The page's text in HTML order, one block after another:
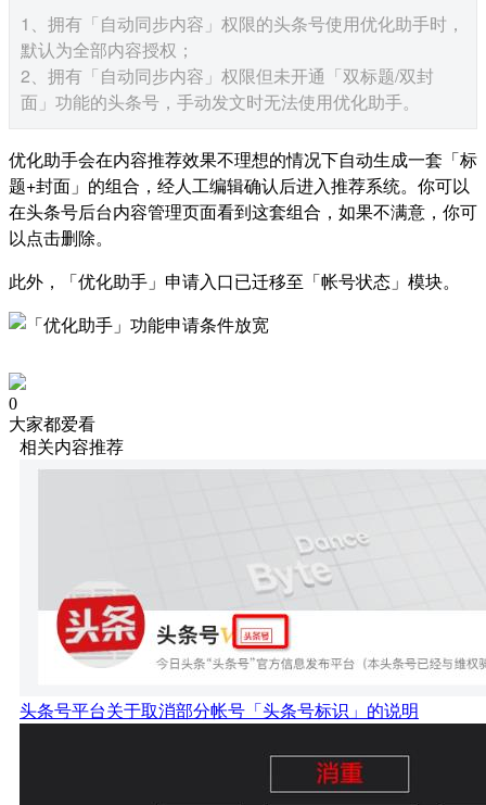
1、拥有「自动同步内容」权限的头条号使用优化助手时，
默认为全部内容授权；
2、拥有「自动同步内容」权限但未开通「双标题/双封
面」功能的头条号，手动发文时无法使用优化助手。
优化助手会在内容推荐效果不理想的情况下自动生成一套「标
题+封面」的组合，经人工编辑确认后进入推荐系统。你可以
在头条号后台内容管理页面看到这套组合，如果不满意，你可
以点击删除。
此外，「优化助手」申请入口已迁移至「帐号状态」模块。
0
大家都爱看
相关内容推荐
头条号平台关于取消部分帐号「头条号标识」的说明